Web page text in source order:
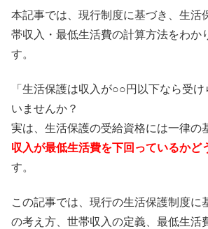
本記事では、現行制度に基づき、生活
帯収入・最低生活費の計算方法をわか
す。
「生活保護は収入が○○円以下なら受
いませんか？
実は、生活保護の受給資格には一律の
収入が最低生活費を下回っているかど
す。
この記事では、現行の生活保護制度に
の考え方、世帯収入の定義、最低生活